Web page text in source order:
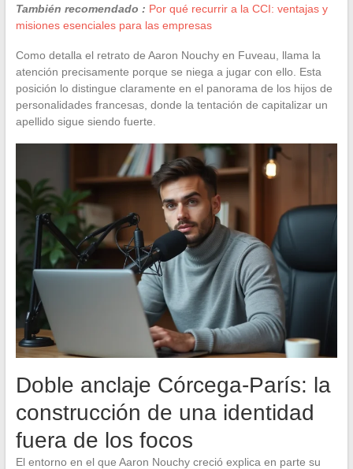
También recomendado : Por qué recurrir a la CCI: ventajas y
misiones esenciales para las empresas
Como detalla el retrato de Aaron Nouchy en Fuveau, llama la
atención precisamente porque se niega a jugar con ello. Esta
posición lo distingue claramente en el panorama de los hijos de
personalidades francesas, donde la tentación de capitalizar un
apellido sigue siendo fuerte.
Doble anclaje Córcega-París: la
construcción de una identidad
fuera de los focos
El entorno en el que Aaron Nouchy creció explica en parte su